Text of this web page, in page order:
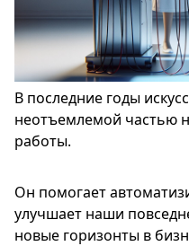
В последние годы
неотъемлемой частью
работы.
Он помогает
улучшает наши
новые горизонты в